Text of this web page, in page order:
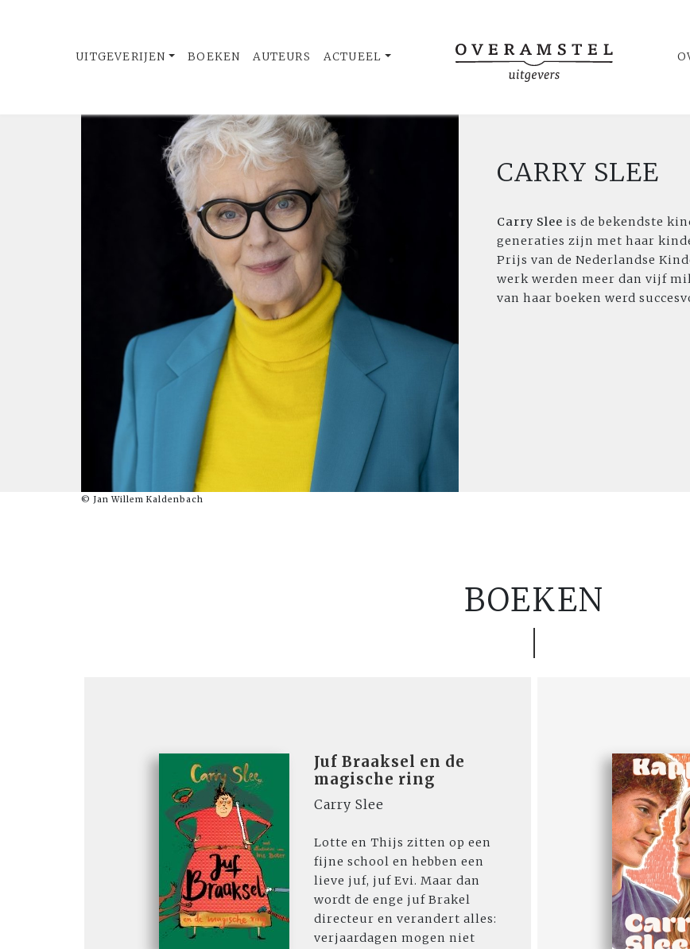
UITGEVERIJEN BOEKEN AUTEURS ACTUEEL
© Jan Willem Kaldenbach
CARRY SLEE
Carry Slee is de bekendste
generaties zijn met haar
Prijs van de Nederlandse
werk werden meer dan vijf
van haar boeken werd
BOEKEN
Juf Braaksel en de
magische ring
Carry Slee
Lotte en Thijs zitten op een
fijne school en hebben een
lieve juf, juf Evi. Maar dan
wordt de enge juf Brakel
directeur en verandert alles:
verjaardagen mogen niet